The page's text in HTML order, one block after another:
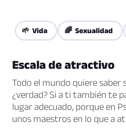
🌱 Vida 🌈 Sexualidad
Escala de atractivo
Todo el mundo quiere saber
¿verdad? Si a ti también te
lugar adecuado, porque en
unos maestros en lo que a